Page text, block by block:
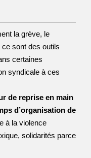
la grève, le
sont des outils
certaines
syndicale à ces
de reprise en main
d’organisation de
à la violence
solidarités parce